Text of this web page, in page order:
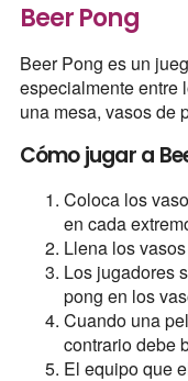
Beer Pong
Beer Pong es un
especialmente entre
una mesa, vasos de
Cómo jugar a
Coloca los
en cada
Llena los
Los jugadores
pong en los
Cuando una
contrario debe
El equipo que